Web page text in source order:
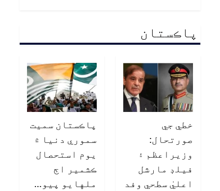
پاڪستان
خطي جي
صورتحال:
وزيراعظم ۽
فيلڊ مارشل
اعليٰ سطحي وفد
پاڪستان سميت
سموري دنيا ۾
يوم استحصال
ڪشمير اڄ
ملهايو پيو…